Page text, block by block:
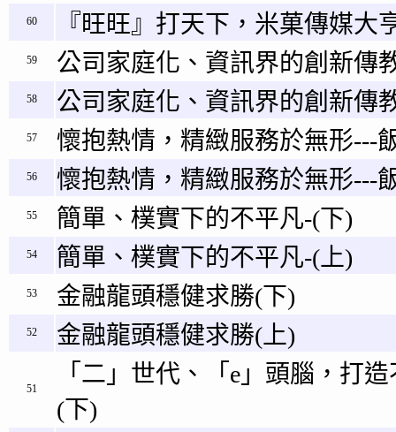
60 『旺旺』打天下，米菓傳媒大
59 公司家庭化、資訊界的創新傳
58 公司家庭化、資訊界的創新傳
57 懷抱熱情，精緻服務於無形---
56 懷抱熱情，精緻服務於無形---
55 簡單、樸實下的不平凡-(下)
54 簡單、樸實下的不平凡-(上)
53 金融龍頭穩健求勝(下)
52 金融龍頭穩健求勝(上)
51
「二」世代、「e」頭腦，打
(下)